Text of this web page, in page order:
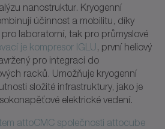
nanostruktur. Kryogenní
účinnost a mobilitu, díky
laboratorní, tak pro průmyslové
je kompresor IGLU, první heliový
pro integraci do
racků. Umožňuje kryogenní
složité infrastruktury, jako je
elektrické vedení.
attoCMC společnosti attocube